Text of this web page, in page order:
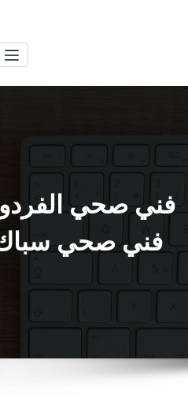
فني صحي